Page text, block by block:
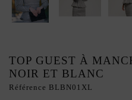
TOP GUEST À
NOIR ET BLANC
Référence BLBN01XL